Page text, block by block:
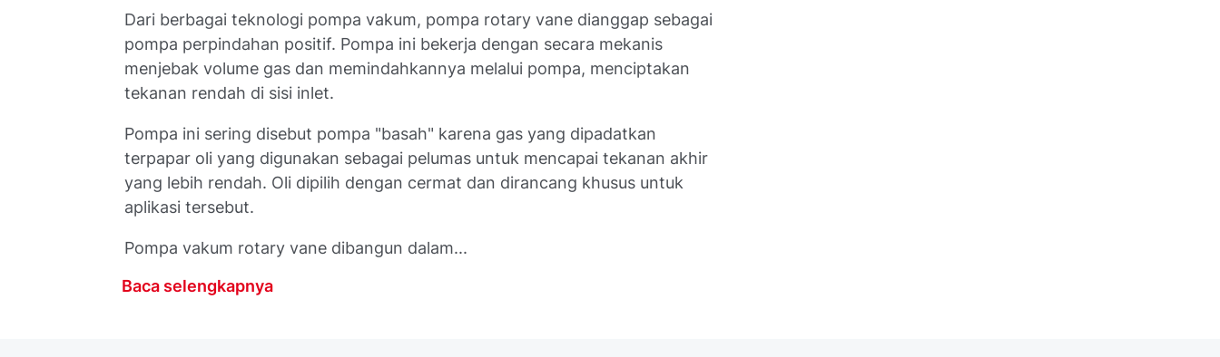
Dari berbagai teknologi pompa vakum, pompa rotary vane dianggap sebagai
pompa perpindahan positif. Pompa ini bekerja dengan secara mekanis
menjebak volume gas dan memindahkannya melalui pompa, menciptakan
tekanan rendah di sisi inlet.
Pompa ini sering disebut pompa "basah" karena gas yang dipadatkan
terpapar oli yang digunakan sebagai pelumas untuk mencapai tekanan akhir
yang lebih rendah. Oli dipilih dengan cermat dan dirancang khusus untuk
aplikasi tersebut.
Pompa vakum rotary vane dibangun dalam...
Baca selengkapnya